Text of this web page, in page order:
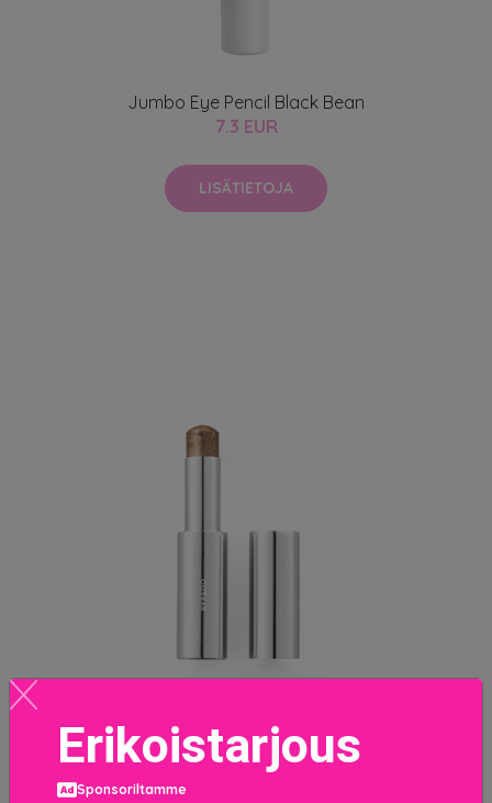
Jumbo Eye Pencil Black Bean
7.3 EUR
LISÄTIETOJA
Erikoistarjous
Sponsoriltamme